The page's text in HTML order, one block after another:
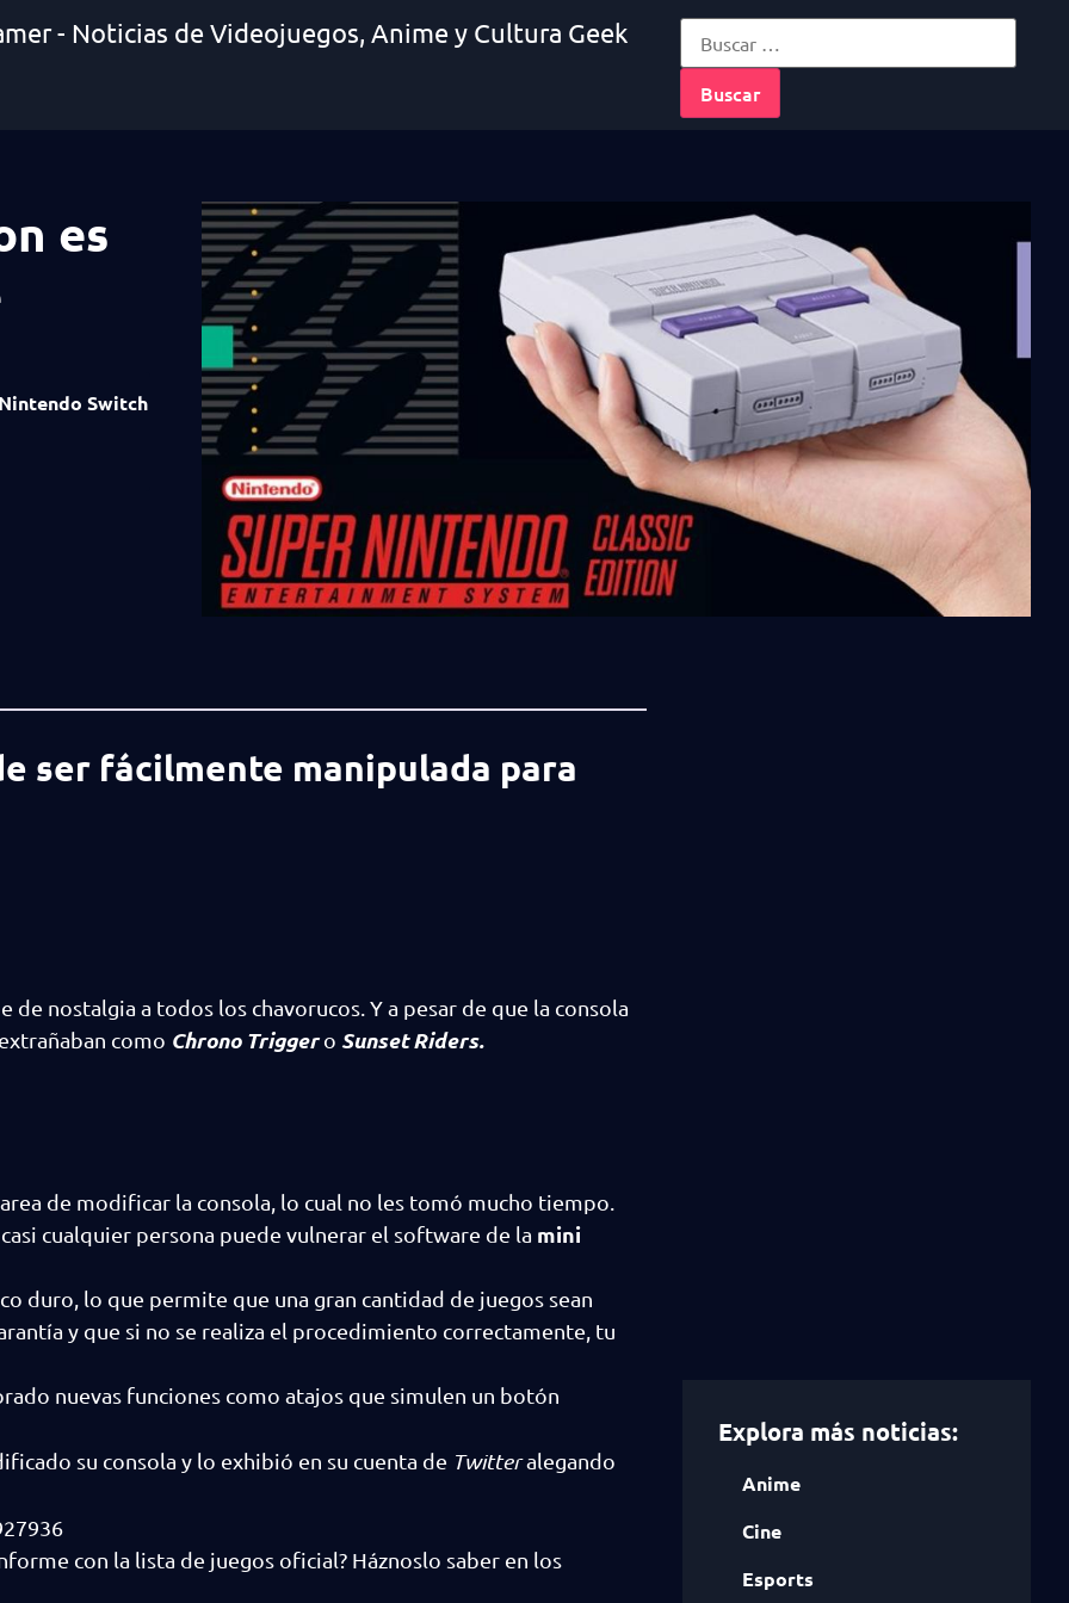
- Noticias de Videojuegos, Anime y Cultura Geek
es
Switch
ser fácilmente manipulada para
de nostalgia a todos los chavorucos. Y a pesar de que la consola
como Chrono Triggero Sunset Riders.
de modificar la consola, lo cual no les tomó mucho tiempo.
casi cualquier persona puede vulnerar el software de la mini
duro, lo que permite que una gran cantidad de juegos sean
y que si no se realiza el procedimiento correctamente, tu
nuevas funciones como atajos que simulen un botón
su consola y lo exhibió en su cuenta de Twitteralegando
con la lista de juegos oficial? Háznoslo saber en los
Explora más noticias:
Anime
Cine
Esports